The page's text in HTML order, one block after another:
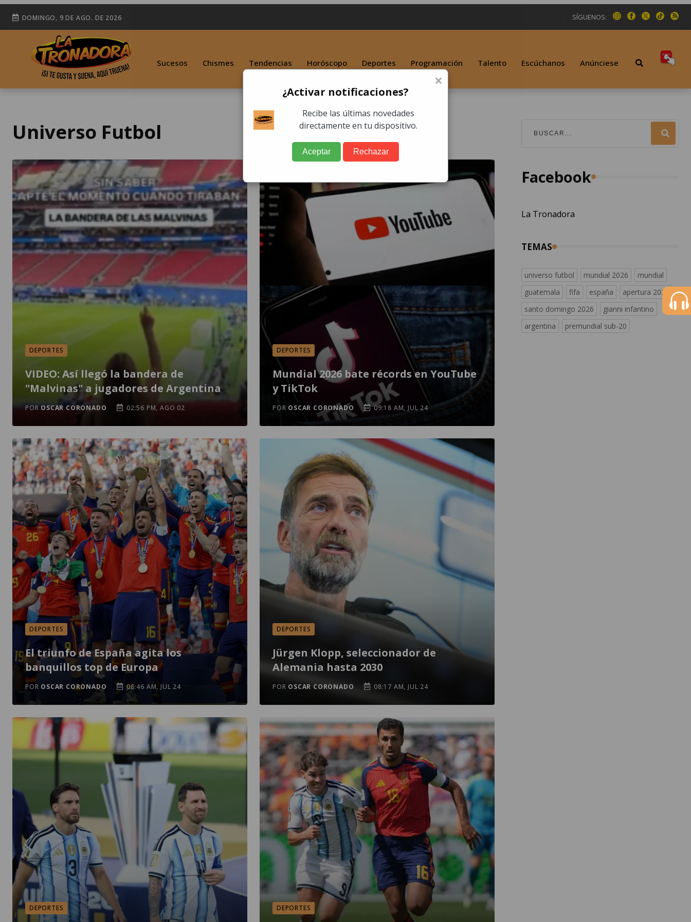
DOMINGO, 9 DE AGO. DE 2026 SÍGUENOS:
Sucesos Chismes Tendencias Horóscopo Deportes Programación Talento Escúchanos Anúnciese
Universo Futbol
DEPORTES
VIDEO: Así llegó la bandera de
"Malvinas" a jugadores de Argentina
POROSCAR CORONADO 02:56 PM, AGO 02
DEPORTES
Mundial 2026 bate récords en YouTube
y TikTok
POR OSCAR CORONADO 09:18 AM, JUL 24
DEPORTES
El triunfo de España agita los
banquillos top de Europa
POR OSCAR CORONADO 08:46 AM, JUL 24
DEPORTES
Jürgen Klopp, seleccionador de
Alemania hasta 2030
POR OSCAR CORONADO 08:17 AM, JUL 24
DEPORTES DEPORTES
Facebook
La Tronadora
TEMAS
universo futbol mundial 2026
mundial
guatemala
fifa españa
apertura 2026
santo domingo 2026
gianni infantino
argentina
premundial sub-20
×
¿Activar notificaciones?
Recibe las últimas novedades
directamente en tu dispositivo.
Aceptar Rechazar